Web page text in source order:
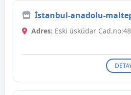
İstanbul-anadolu-
Adres: Eski üsküdar